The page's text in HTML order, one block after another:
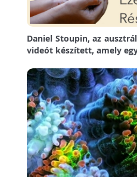
Daniel Stoupin, az
videót készített, amely